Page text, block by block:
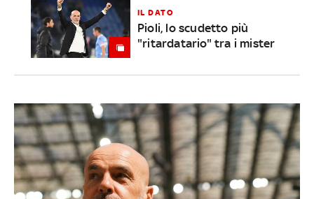
IL DATO
Pioli, lo scudetto più
"ritardatario" tra i mister